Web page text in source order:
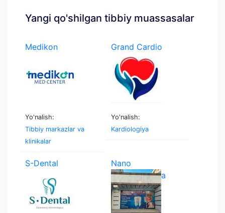
Yangi qo'shilgan tibbiy muassasalar
Medikon
Yo'nalish:
Tibbiy markazlar va
klinikalar
Grand Cardio
Yo'nalish:
Kardiologiya
S-Dental
Nano
stomatologiya